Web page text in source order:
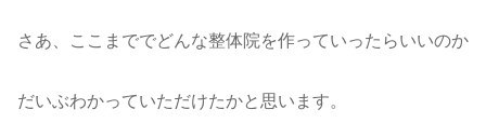
さあ、ここまででどんな整体院を作っていったらいいのか
だいぶわかっていただけたかと思います。